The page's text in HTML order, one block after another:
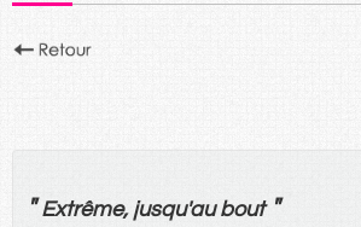
" Extrême, jusqu'au bout "